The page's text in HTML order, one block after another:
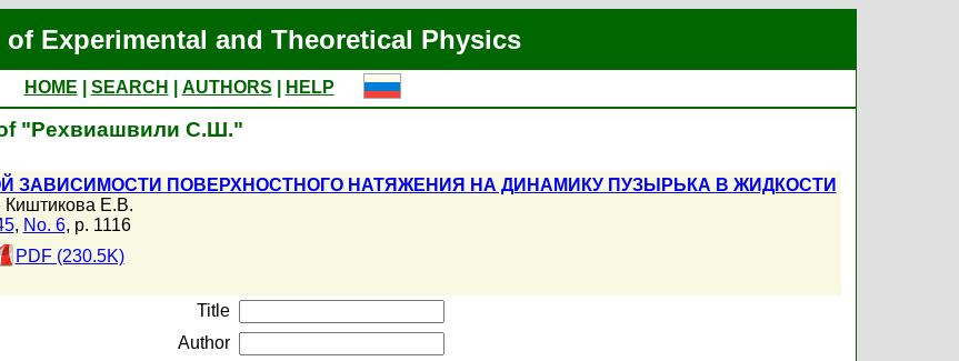
Experimental and Theoretical Physics
HOME SEARCH AUTHORS
HELP
"Рехвиашвили С.Ш."
ЗАВИСИМОСТИ ПОВЕРХНОСТНОГО НАТЯЖЕНИЯ НА ДИНАМИКУ ПУЗЫРЬКА В ЖИДКОСТИ
Киштикова Е.В.
, No. 6, p. 1116
PDF (230.5K)
Title
Author